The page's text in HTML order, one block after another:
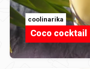
coolinarika
Coco cocktail